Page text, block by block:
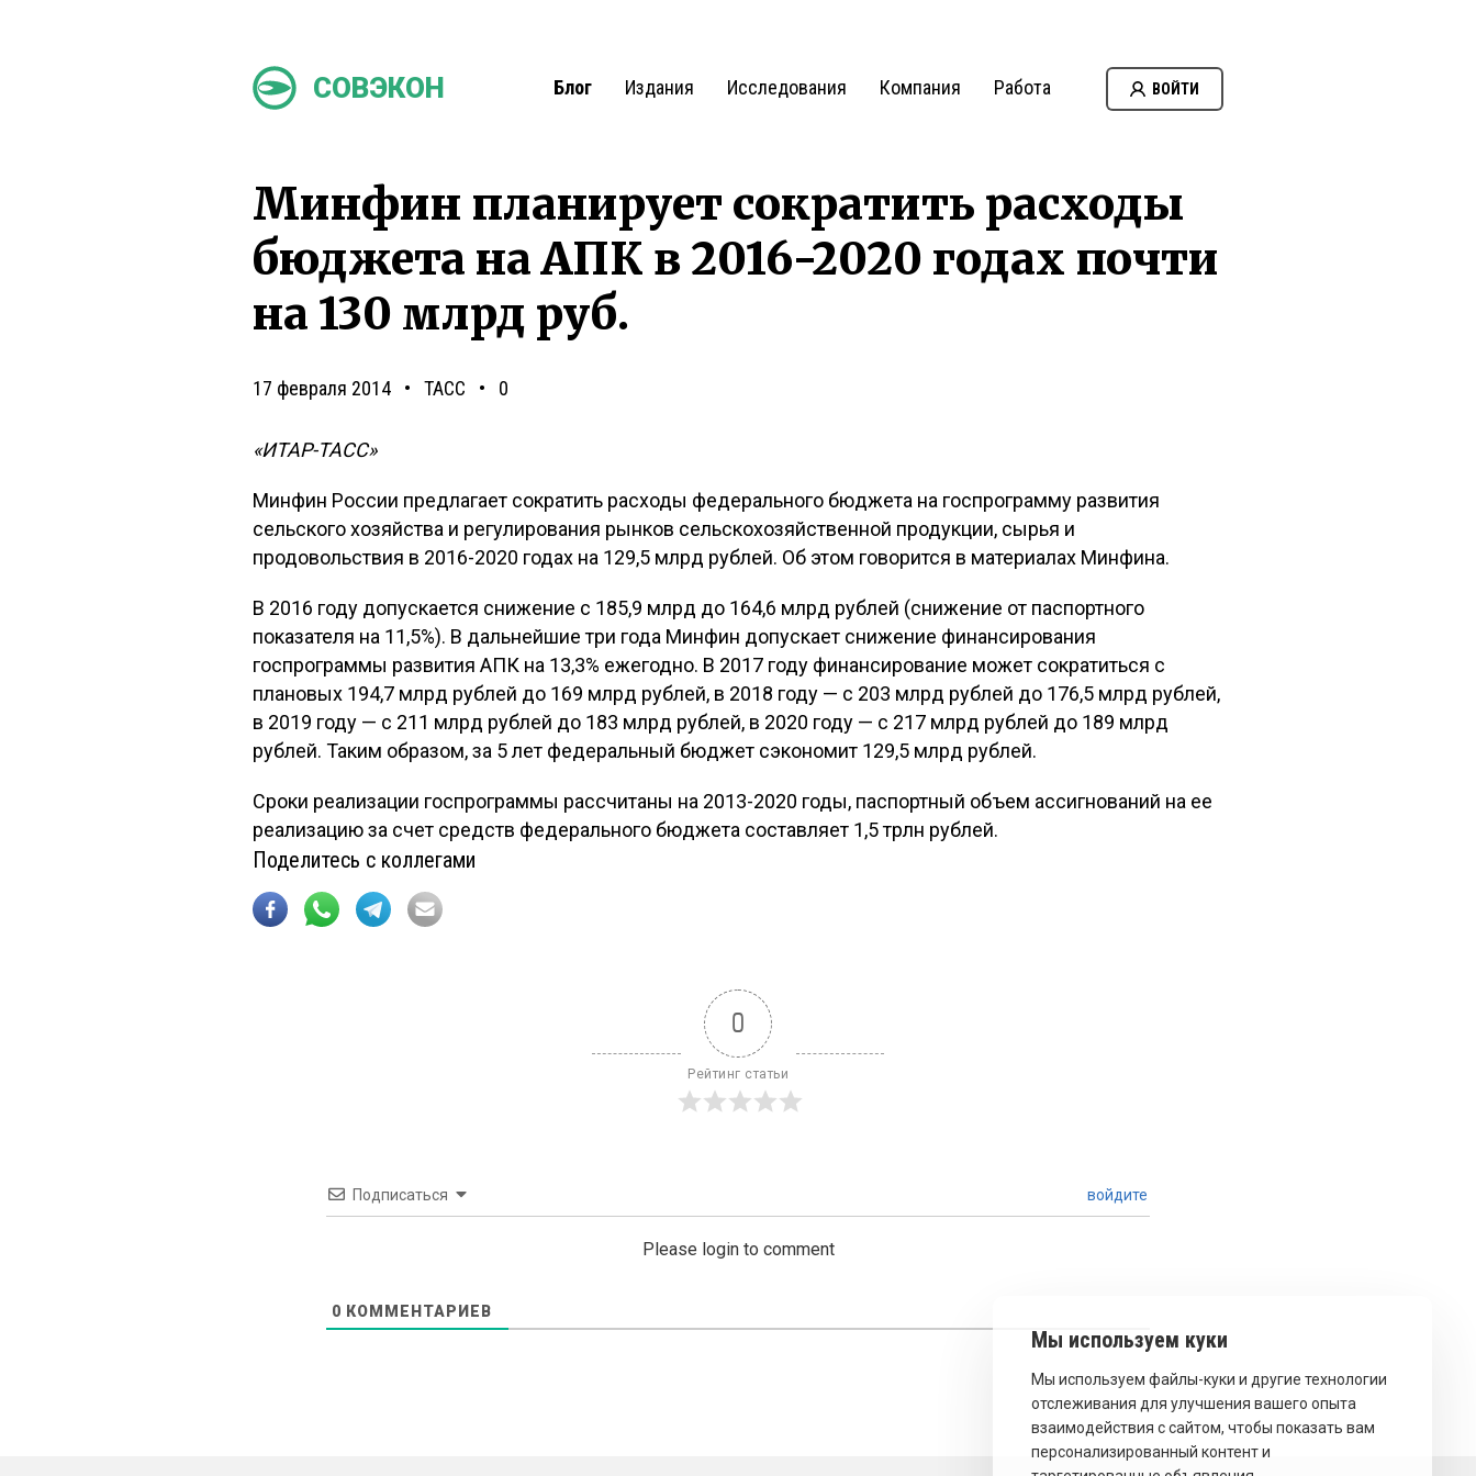
СОВЭКОН Блог Издания Исследования Компания Работа ВОЙТИ
Минфин планирует сократить расходы
бюджета на АПК в 2016-2020 годах почти
на 130 млрд руб.
17 февраля 2014 ТАСС 0
«ИТАР-ТАСС»
Минфин России предлагает сократить расходы федерального бюджета на госпрограмму развития
сельского хозяйства и регулирования рынков сельскохозяйственной продукции, сырья и
продовольствия в 2016-2020 годах на 129,5 млрд рублей. Об этом говорится в материалах Минфина.
В 2016 году допускается снижение с 185,9 млрд до 164,6 млрд рублей (снижение от паспортного
показателя на 11,5%). В дальнейшие три года Минфин допускает снижение финансирования
госпрограммы развития АПК на 13,3% ежегодно. В 2017 году финансирование может сократиться с
плановых 194,7 млрд рублей до 169 млрд рублей, в 2018 году — с 203 млрд рублей до 176,5 млрд рублей,
в 2019 году — с 211 млрд рублей до 183 млрд рублей, в 2020 году — с 217 млрд рублей до 189 млрд
рублей. Таким образом, за 5 лет федеральный бюджет сэкономит 129,5 млрд рублей.
Сроки реализации госпрограммы рассчитаны на 2013-2020 годы, паспортный объем ассигнований на ее
реализацию за счет средств федерального бюджета составляет 1,5 трлн рублей.
Поделитесь с коллегами
0
Рейтинг статьи
Подписаться войдите
Please login to comment
0 КОММЕНТАРИЕВ